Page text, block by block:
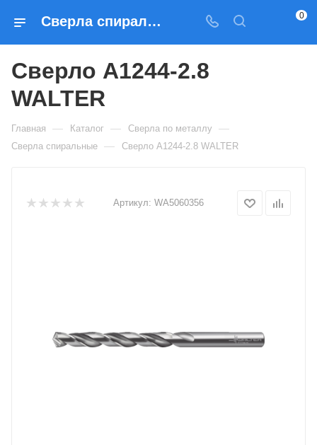
Сверла спиральные Сверло A1244-2.8 WALTER — купить по выгодным ценам в Москве 0
Сверло A1244-2.8
WALTER
Главная — Каталог — Сверла по металлу —
Сверла спиральные — Сверло A1244-2.8 WALTER
Артикул: WA5060356